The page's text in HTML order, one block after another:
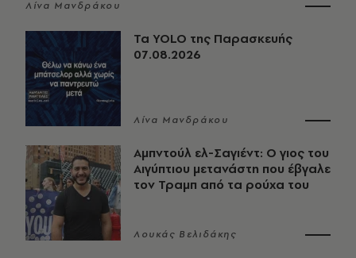
Λίνα Μανδράκου
Τα YOLO της Παρασκευής
07.08.2026
Λίνα Μανδράκου
Αμπντούλ ελ-Σαγιέντ: Ο γιος του
Αιγύπτιου μετανάστη που έβγαλε
τον Τραμπ από τα ρούχα του
Λουκάς Βελιδάκης